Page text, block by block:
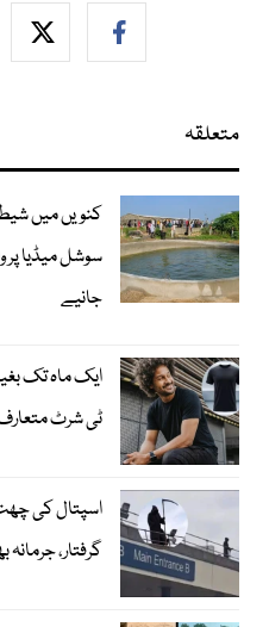
متعلقہ
کنویں میں
سوشل میڈیا پر
جانیے
ایک ماہ تک
ٹی شرٹ
اسپتال کی چھت
گرفتار، جرمانہ